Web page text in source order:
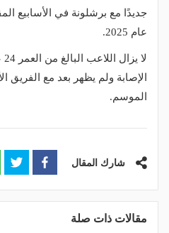
جديدًا مع برشلونة في الأسابيع
عام 2025.
الإصابة ولم يظهر بعد مع الفريق
الموسم.
شارك المقال
مقالات ذات صلة